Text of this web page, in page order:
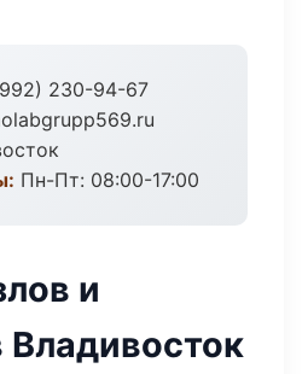
230-94-67
Пн-Пт: 08:00-17:00
и
Владивосток